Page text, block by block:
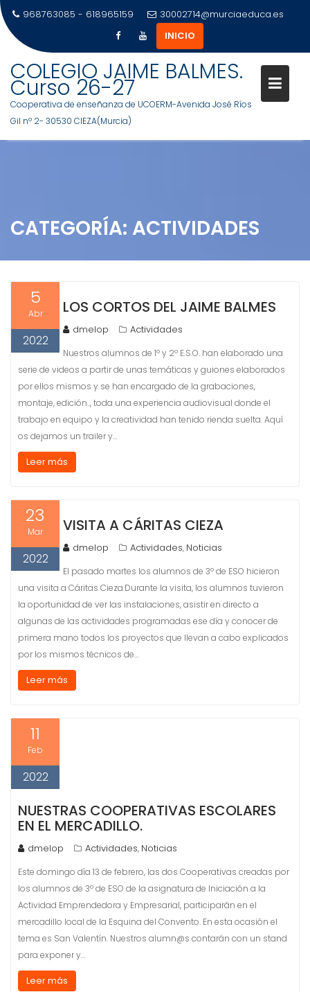
contenido
968763085 - 618965159
30002714@murciaeduca.es
INICIO
COLEGIO JAIME BALMES.
Curso 26-27
Cooperativa de enseñanza de UCOERM-Avenida José Ríos
Gil nº 2- 30530 CIEZA(Murcia)
CATEGORÍA: ACTIVIDADES
5
Abr
2022
LOS CORTOS DEL JAIME BALMES
dmelop Actividades
Nuestros alumnos de 1º y 2º E.S.O. han elaborado una
serie de videos a partir de unas temáticas y guiones elaborados
por ellos mismos y se han encargado de la grabaciones,
montaje, edición.., toda una experiencia audiovisual donde el
trabajo en equipo y la creatividad han tenido rienda suelta. Aquí
os dejamos un trailer y…
Leer más
23
Mar
2022
VISITA A CÁRITAS CIEZA
dmelop Actividades, Noticias
El pasado martes los alumnos de 3º de ESO hicieron
una visita a Cáritas Cieza.Durante la visita, los alumnos tuvieron
la oportunidad de ver las instalaciones, asistir en directo a
algunas de las actividades programadas ese día y conocer de
primera mano todos los proyectos que llevan a cabo explicados
por los mismos técnicos de…
Leer más
11
Feb
2022
NUESTRAS COOPERATIVAS ESCOLARES
EN EL MERCADILLO.
dmelop Actividades, Noticias
Este domingo día 13 de febrero, las dos Cooperativas creadas por
los alumnos de 3º de ESO de la asignatura de Iniciación a la
Actividad Emprendedora y Empresarial, participarán en el
mercadillo local de la Esquina del Convento. En esta ocasión el
tema es San Valentín. Nuestros alumn@s contarán con un stand
para exponer y…
Leer más